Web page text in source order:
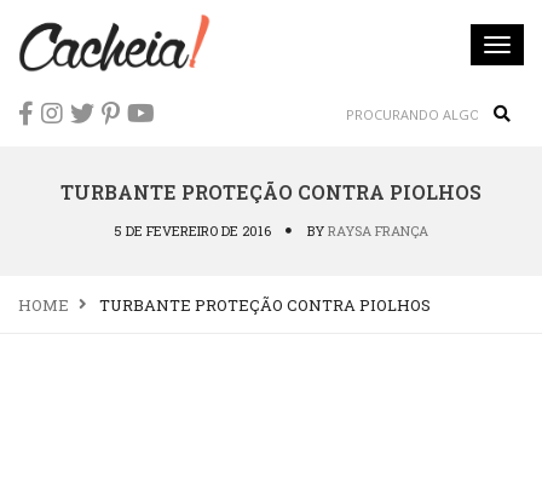
TURBANTE PROTEÇÃO CONTRA PIOLHOS
5 DE FEVEREIRO DE 2016 BY RAYSA FRANÇA
HOME TURBANTE PROTEÇÃO CONTRA PIOLHOS